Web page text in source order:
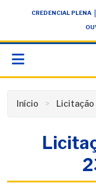
conteúdoCREDENCIAL PLENA
Início Licitação